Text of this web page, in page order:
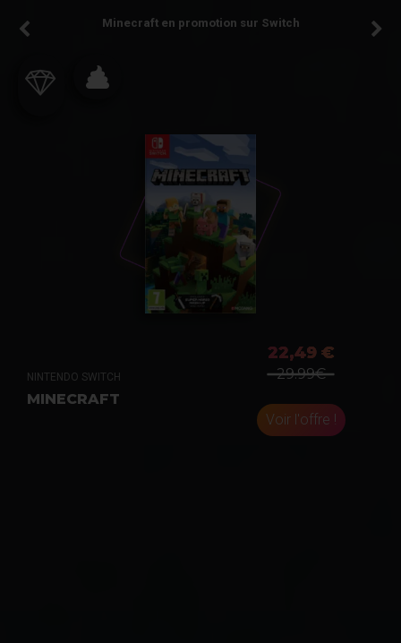
Minecraft en promotion sur Switch
NINTENDO SWITCH
MINECRAFT
22,49 €
29.99€
Voir l'offre !